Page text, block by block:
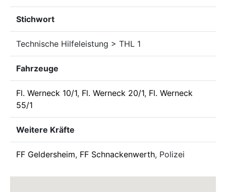
Stichwort
Technische Hilfeleistung > THL 1
Fahrzeuge
Fl. Werneck 10/1, Fl. Werneck 20/1, Fl. Werneck
55/1
Weitere Kräfte
FF Geldersheim, FF Schnackenwerth, Polizei